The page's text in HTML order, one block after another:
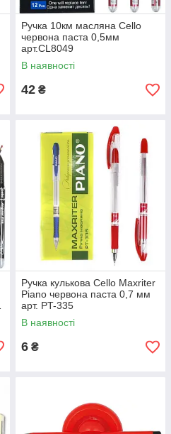
Ручка 10км масляна Cello
червона паста 0,5мм
арт.CL8049
В наявності
42 ₴
Ручка кулькова Cello Maxriter
Piano червона паста 0,7 мм
арт. PT-335
В наявності
6 ₴